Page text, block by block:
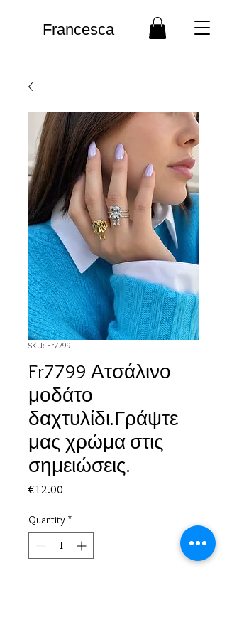
Francesca
SKU: Fr7799
Fr7799 Ατσάλινο
μοδάτο
δαχτυλίδι.Γράψτε
μας χρώμα στις
σημειώσεις.
€12.00
Quantity *